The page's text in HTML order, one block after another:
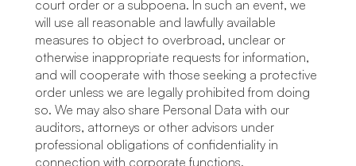
court order or a subpoena. In such an event, we
will use all reasonable and lawfully available
measures to object to overbroad, unclear or
otherwise inappropriate requests for information,
and will cooperate with those seeking a protective
order unless we are legally prohibited from doing
so. We may also share Personal Data with our
auditors, attorneys or other advisors under
professional obligations of confidentiality in
connection with corporate functions.